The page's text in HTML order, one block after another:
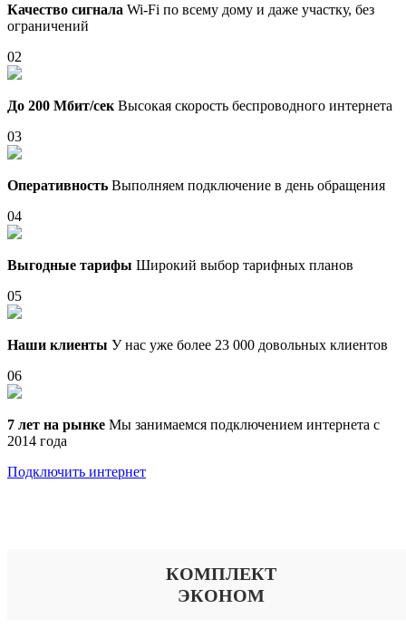
Качество сигнала Wi-Fi по всему дому и даже участку, без
ограничений
02
До 200 Мбит/сек Высокая скорость беспроводного интернета
03
Оперативность Выполняем подключение в день обращения
04
Выгодные тарифы Широкий выбор тарифных планов
05
Наши клиенты У нас уже более 23 000 довольных клиентов
06
7 лет на рынке Мы занимаемся подключением интернета с
2014 года
Подключить интернет
КОМПЛЕКТ
ЭКОНОМ